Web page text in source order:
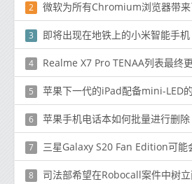
2 微软为所有Chromium浏览器带来了
3 即将出现在地铁上的小米智能手机
4 Realme X7 Pro TENAA列表最终更新为完整规
5 苹果下一代的iPad配备mini-LED
6 苹果手机电话本如何批量进行删除
7 三星Galaxy S20 Fan Edition可能
8 司法部希望在Robocall案件中树